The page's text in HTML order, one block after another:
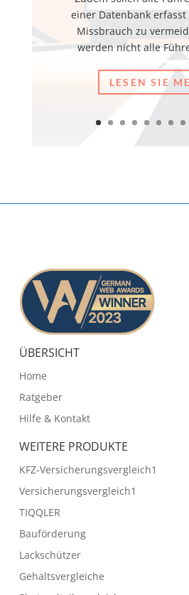
einer Datenbank
Missbrauch zu
werden nicht alle
LESEN SIE
ÜBERSICHT
Home
Ratgeber
Hilfe & Kontakt
WEITERE PRODUKTE
KFZ-Versicherungsvergleich1
Versicherungsvergleich1
TIQQLER
Bauförderung
Lackschützer
Gehaltsvergleiche